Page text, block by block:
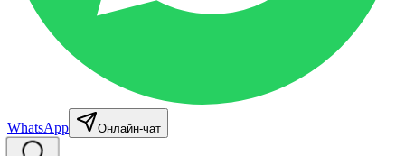
WhatsApp Онлайн-чат